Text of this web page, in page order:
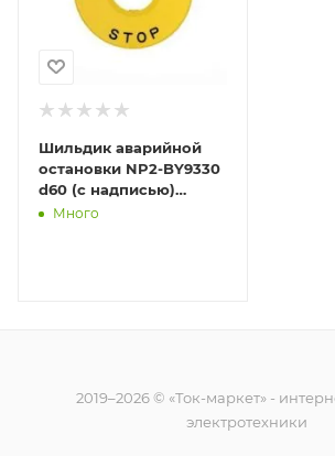
Шильдик аварийной
остановки NP2-BY9330
d60 (с надписью)
CHINT 576784
Много
2019–2026 © «Ток-маркет» -
электротехники